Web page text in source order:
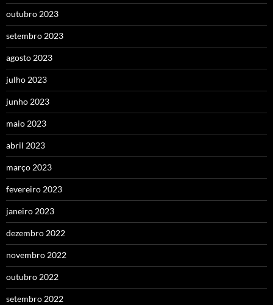
outubro 2023
setembro 2023
agosto 2023
julho 2023
junho 2023
maio 2023
abril 2023
março 2023
fevereiro 2023
janeiro 2023
dezembro 2022
novembro 2022
outubro 2022
setembro 2022